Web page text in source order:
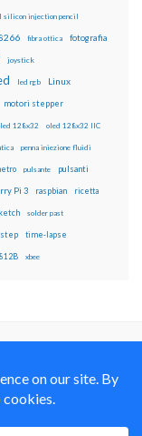
silicon injection pencil
fibra ottica fotografia
joystick
led rgb Linux
motori stepper
128x32 oled 128x32 IIC
penna iniezione fluidi
pulsante pulsanti
Pi 3 raspbian ricetta
solder past
time-lapse
xbee